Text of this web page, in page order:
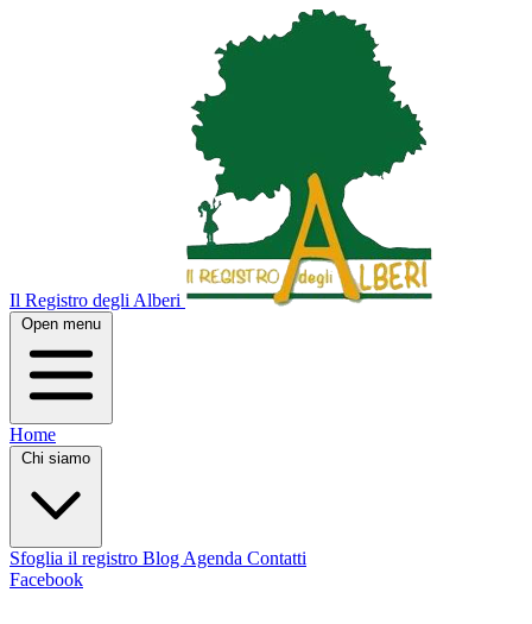
Il Registro degli Alberi
Open menu
Home
Chi siamo
Sfoglia il registro Blog Agenda Contatti
Facebook